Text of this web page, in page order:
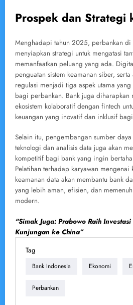
Prospek dan Strategi
Menghadapi tahun 2025, perbankan di
menyiapkan strategi untuk mengatasi
memanfaatkan peluang yang ada.
penguatan sistem keamanan siber,
regulasi menjadi tiga aspek utama
bagi perbankan. Bank juga diharapkan
ekosistem kolaboratif dengan fintech
keuangan yang inovatif dan inklusif
Selain itu, pengembangan sumber
teknologi dan analisis data juga akan
kompetitif bagi bank yang ingin
Pelatihan terhadap karyawan
keamanan data akan membantu bank
yang lebih aman, efisien, dan
modern.
“Simak Juga: Prabowo Raih
Kunjungan ke China”
Tag
Bank Indonesia Ekonomi
Perbankan